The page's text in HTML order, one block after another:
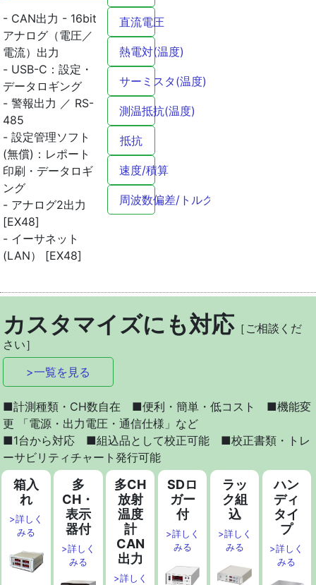
- CAN出力 - 16bit
アナログ（電圧／
電流）出力
- USB-C：設定・
データロギング
- 警報出力 ／ RS-
485
- 設定管理ソフト
(無償)：レポート
印刷・データロギ
ング
- アナログ2出力
[EX48]
- イーサネット
(LAN） [EX48]
直流電圧
熱電対(温度)
サーミスタ(温度)
測温抵抗(温度)
抵抗
速度/積算
周波数偏差/トルク
カスタマイズにも対応［ご相談くだ
さい］
>一覧を見る
■計測種類・CH数自在 ■便利・簡単・低コスト ■機能変
更 「電源・出力電圧・通信仕様」など
■1台から対応 ■組込品として校正可能 ■校正書類・トレ
ーサビリティチャート発行可能
箱入
れ
>詳しく
みる
多
CH・
表示
器付
>詳しく
みる
多CH
放射
温度
計
CAN
出力
>詳しく
SDロ
ガー
付
>詳しく
みる
ラッ
ク組
込
>詳しく
みる
ハン
ディ
タイ
プ
>詳しく
みる